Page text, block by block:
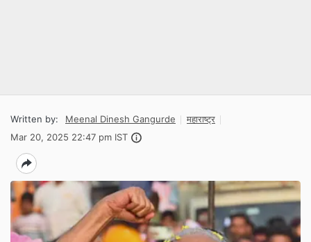
Written by: Meenal Dinesh Gangurde
महाराष्ट्र
Mar 20, 2025 22:47 pm IST